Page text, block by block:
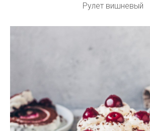
Рулет вишневый